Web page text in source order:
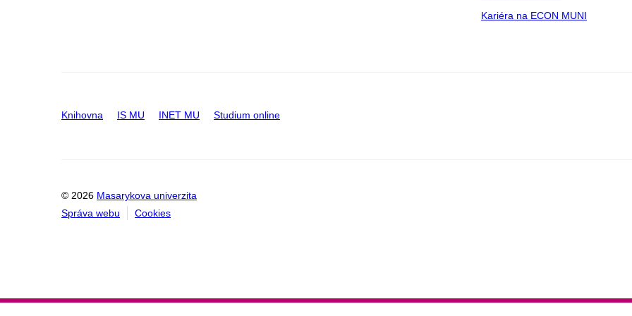
Kariéra na ECON MUNI
Knihovna IS MU INET MU Studium online
© 2026 Masarykova univerzita
Správa webu
Cookies